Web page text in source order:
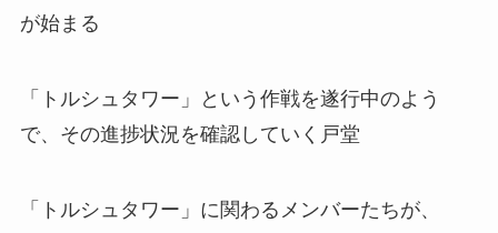
が始まる
「トルシュタワー」という作戦を遂行中のよう
で、その進捗状況を確認していく戸堂
「トルシュタワー」に関わるメンバーたちが、